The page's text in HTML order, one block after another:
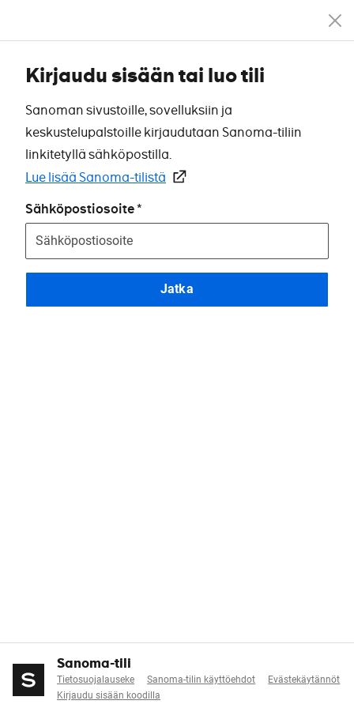
Kirjaudu sisään tai luo tili
Sanoman sivustoille, sovelluksiin ja
keskustelupalstoille kirjaudutaan Sanoma-tiliin
linkitetyllä sähköpostilla.
Lue lisää Sanoma-tilistä
Sähköpostiosoite
Jatka
Sanoma-tili
Tietosuojalauseke Sanoma-tilin käyttöehdot
Evästekäytännöt
Kirjaudu sisään koodilla